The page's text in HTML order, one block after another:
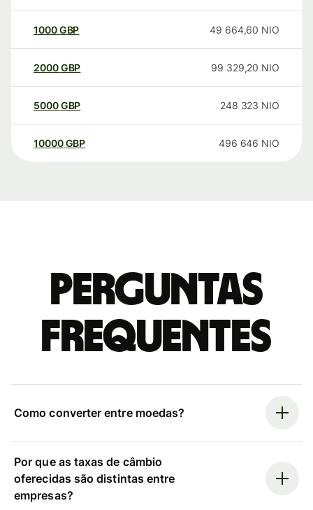
1000GBP 49 664,60 NIO
2000GBP 99 329,20 NIO
5000GBP 248 323 NIO
10000 GBP 496 646 NIO
Perguntas
frequentes
Como converter entre moedas?
Por que as taxas de câmbio
oferecidas são distintas entre
empresas?